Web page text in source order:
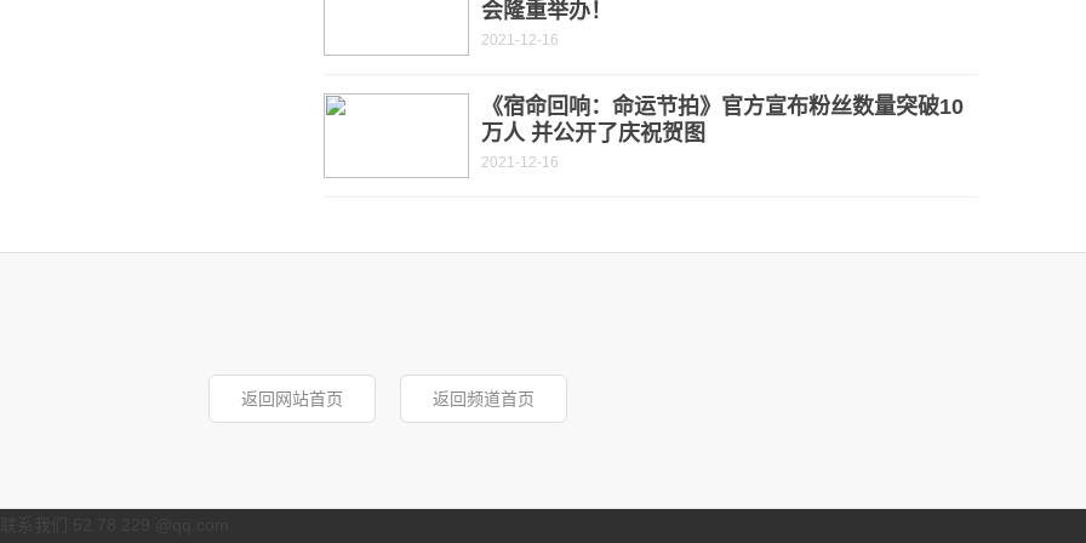
会隆重举办！
2021-12-16
《宿命回响：命运节拍》官方宣布粉丝数量突破10
万人 并公开了庆祝贺图
2021-12-16
返回网站首页 返回频道首页